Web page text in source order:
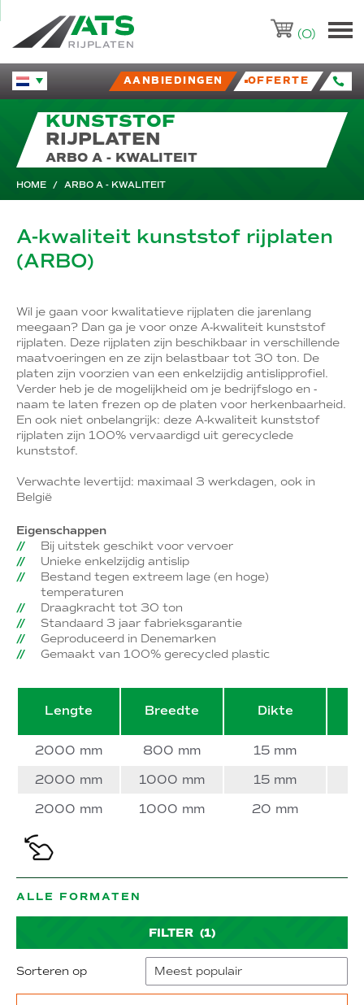
ATS-Trading.nl
(0)
Huidige taal veranderen.
AANBIEDINGEN OFFERTE
KUNSTSTOF
RIJPLATEN
ARBO A - KWALITEIT
HOME / ARBO A - KWALITEIT
A-kwaliteit kunststof rijplaten
(ARBO)
Wil je gaan voor kwalitatieve rijplaten die jarenlang
meegaan? Dan ga je voor onze A-kwaliteit kunststof
rijplaten. Deze rijplaten zijn beschikbaar in verschillende
maatvoeringen en ze zijn belastbaar tot 30 ton. De
platen zijn voorzien van een enkelzijdig antislipprofiel.
Verder heb je de mogelijkheid om je bedrijfslogo en -
naam te laten frezen op de platen voor herkenbaarheid.
En ook niet onbelangrijk: deze A-kwaliteit kunststof
rijplaten zijn 100% vervaardigd uit gerecyclede
kunststof.
Verwachte levertijd: maximaal 3 werkdagen, ook in
België
Eigenschappen
Bij uitstek geschikt voor vervoer
Unieke enkelzijdig antislip
Bestand tegen extreem lage (en hoge)
temperaturen
Draagkracht tot 30 ton
Standaard 3 jaar fabrieksgarantie
Geproduceerd in Denemarken
Gemaakt van 100% gerecycled plastic
Lengte Breedte Dikte
2000 mm 800 mm
15 mm
2000 mm
1000 mm
15 mm
2000 mm
1000 mm 20 mm
ALLE FORMATEN
FILTER (1)
Sorteren op